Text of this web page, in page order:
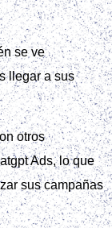
se ve
llegar a sus
otros
Ads, lo que
sus campañas